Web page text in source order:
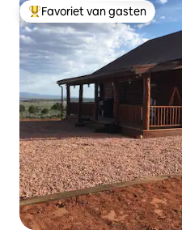
Topfavoriet van gasten
Favoriet van gasten